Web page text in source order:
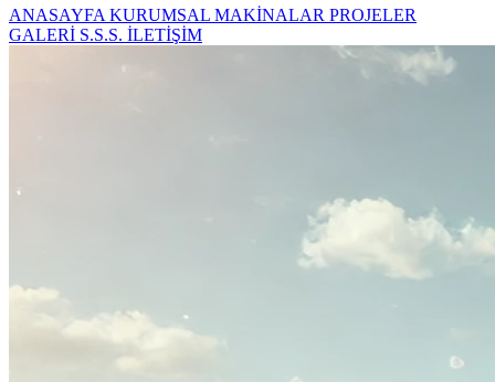
ANASAYFA KURUMSAL MAKİNALAR PROJELER
GALERİ S.S.S. İLETİŞİM